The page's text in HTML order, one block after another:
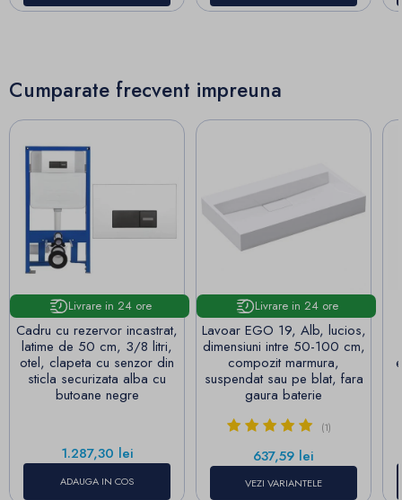
Cumparate frecvent impreuna
Livrare in 24 ore
Cadru cu rezervor incastrat,
latime de 50 cm, 3/8 litri,
otel, clapeta cu senzor din
sticla securizata alba cu
butoane negre
Pret
1.287,30 lei
ADAUGA IN COS
Livrare in 24 ore
Lavoar EGO 19, Alb, lucios,
dimensiuni intre 50-100 cm,
compozit marmura,
suspendat sau pe blat, fara
gaura baterie
(1)
Pret
637,59 lei
VEZI VARIANTELE